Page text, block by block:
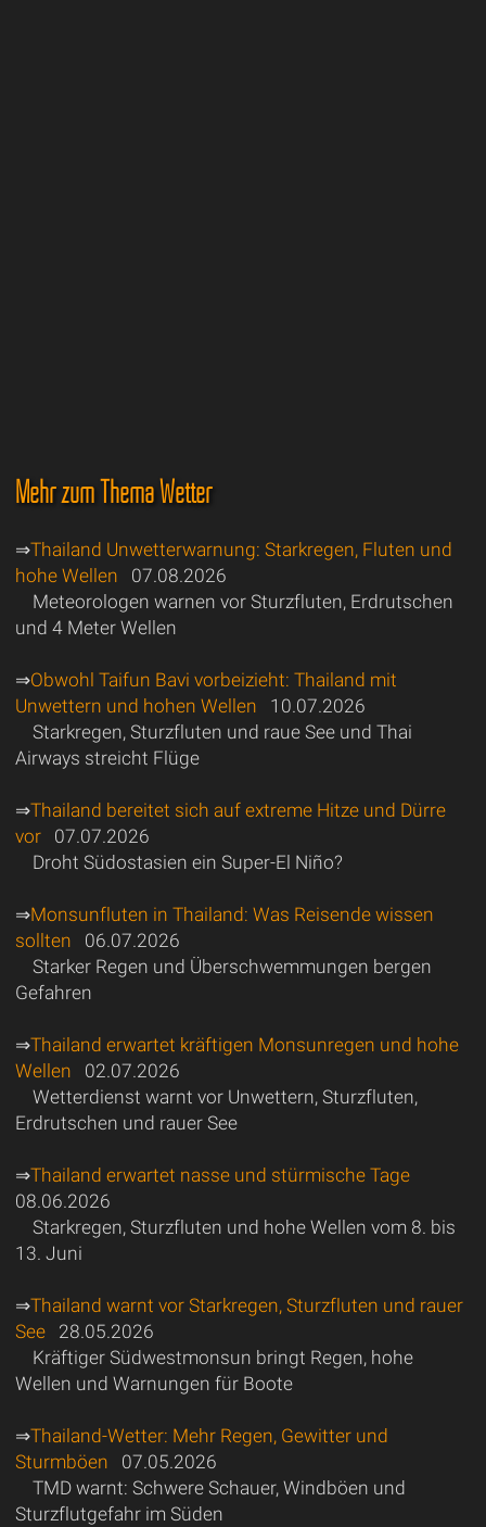
Mehr zum Thema Wetter
⇒Thailand Unwetterwarnung: Starkregen, Fluten und
hohe Wellen 07.08.2026
Meteorologen warnen vor Sturzfluten, Erdrutschen
und 4 Meter Wellen
⇒Obwohl Taifun Bavi vorbeizieht: Thailand mit
Unwettern und hohen Wellen 10.07.2026
Starkregen, Sturzfluten und raue See und Thai
Airways streicht Flüge
⇒Thailand bereitet sich auf extreme Hitze und Dürre
vor07.07.2026
Droht Südostasien ein Super-El Niño?
⇒Monsunfluten in Thailand: Was Reisende wissen
sollten 06.07.2026
Starker Regen und Überschwemmungen bergen
Gefahren
⇒Thailand erwartet kräftigen Monsunregen und hohe
Wellen 02.07.2026
Wetterdienst warnt vor Unwettern, Sturzfluten,
Erdrutschen und rauer See
⇒Thailand erwartet nasse und stürmische Tage
08.06.2026
Starkregen, Sturzfluten und hohe Wellen vom 8. bis
13. Juni
⇒Thailand warnt vor Starkregen, Sturzfluten und rauer
See28.05.2026
Kräftiger Südwestmonsun bringt Regen, hohe
Wellen und Warnungen für Boote
⇒Thailand-Wetter: Mehr Regen, Gewitter und
Sturmböen 07.05.2026
TMD warnt: Schwere Schauer, Windböen und
Sturzflutgefahr im Süden